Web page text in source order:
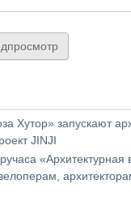
Хутор» запускают
JINJI
«Архитектурная